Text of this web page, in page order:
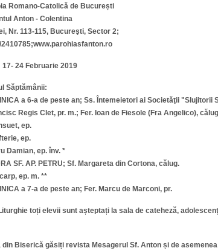
Romano-Catolică de București
Anton - Colentina
Nr. 113-115, Bucureşti, Sector 2;
2410785;www.parohiasfanton.ro
24 Februarie 2019
Săptămânii:
a 6-a de peste an; Ss. Întemeietori ai Societăţii "Slujitorii
Regis Clet, pr. m.; Fer. Ioan de Fiesole (Fra Angelico),
ep.
ep.
Damian, ep. înv. *
SF. AP. PETRU; Sf. Margareta din Cortona, călug.
ep. m. **
a 7-a de peste an; Fer. Marcu de Marconi, pr.
toți elevii sunt așteptați la sala de cateheză,
din Biserică găsiți revista Mesagerul Sf. Anton și de